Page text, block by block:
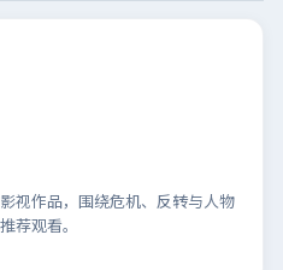
视作品，围绕危机、反转与人物
荐观看。